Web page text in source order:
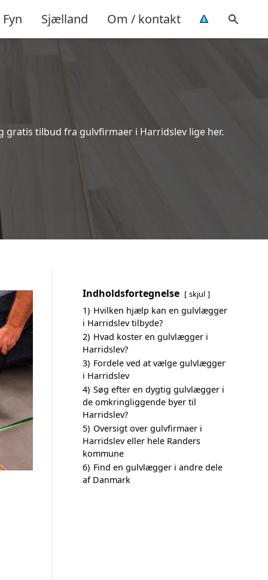
Fyn Sjælland Om / kontakt
tilbud fra gulvfirmaer i Harridslev lige her.
Indholdsfortegnelse skjul
1) Hvilken hjælp kan en gulvlægger
i Harridslev tilbyde?
2) Hvad koster en gulvlægger i
Harridslev?
3) Fordele ved at vælge gulvlægger
i Harridslev
4) Søg efter en dygtig gulvlægger i
de omkringliggende byer til
Harridslev?
5) Oversigt over gulvfirmaer i
Harridslev eller hele Randers
kommune
6) Find en gulvlægger i andre dele
af Danmark